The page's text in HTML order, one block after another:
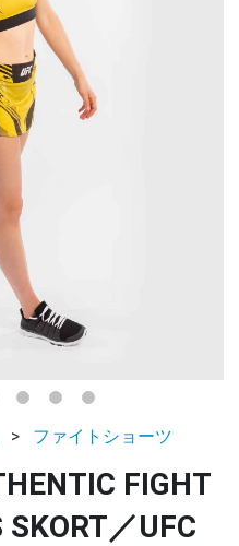
ファイトショーツ
FIGHT
／UFC